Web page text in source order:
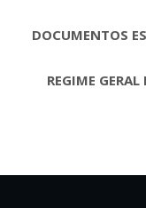
DOCUMENTOS
REGIME